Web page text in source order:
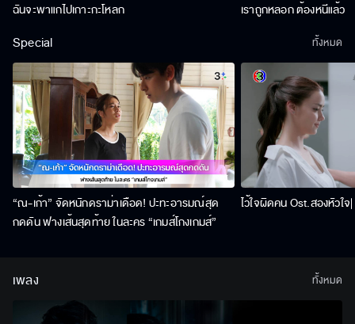
ฉันจะพาแกไปเกาะกะโหลก เราถูกหลอก ต้องหนีแล้ว
Special
“ณ-เก้า” จัดหนักดราม่าเดือด! ปะทะอารมณ์สุด
กดดัน ฟางเส้นสุดท้าย ในละคร “เกมส์โกงเกมส์”
ไว้ใจผิดคน Ost.สองหัวใ
ทั้งหมด
เพลง ทั้งหมด